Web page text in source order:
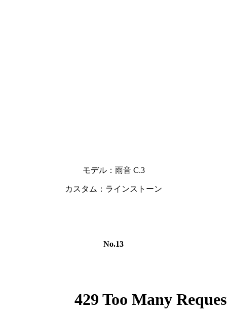
モデル：雨音 C.3
カスタム：ラインストーン
No.13